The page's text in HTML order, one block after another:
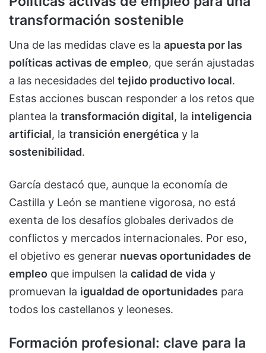
transformación sostenible
Una de las medidas clave es la apuesta por las
políticas activas de empleo, que serán ajustadas
a las necesidades del tejido productivo local.
Estas acciones buscan responder a los retos que
plantea la transformación digital, la inteligencia
artificial, la transición energética y la
sostenibilidad.
García destacó que, aunque la economía de
Castilla y León se mantiene vigorosa, no está
exenta de los desafíos globales derivados de
conflictos y mercados internacionales. Por eso,
el objetivo es generar nuevas oportunidades de
empleo que impulsen la calidad de vida y
promuevan la igualdad de oportunidades para
todos los castellanos y leoneses.
Formación profesional: clave para la